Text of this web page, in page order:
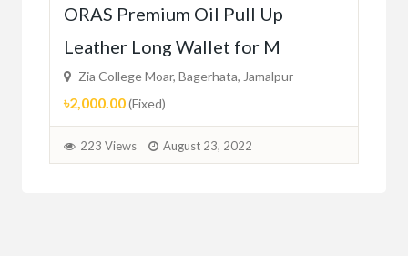
ORAS Premium Oil Pull Up
Leather Long Wallet for M
Zia College Moar, Bagerhata, Jamalpur
৳2,000.00(Fixed)
223 Views August 23, 2022